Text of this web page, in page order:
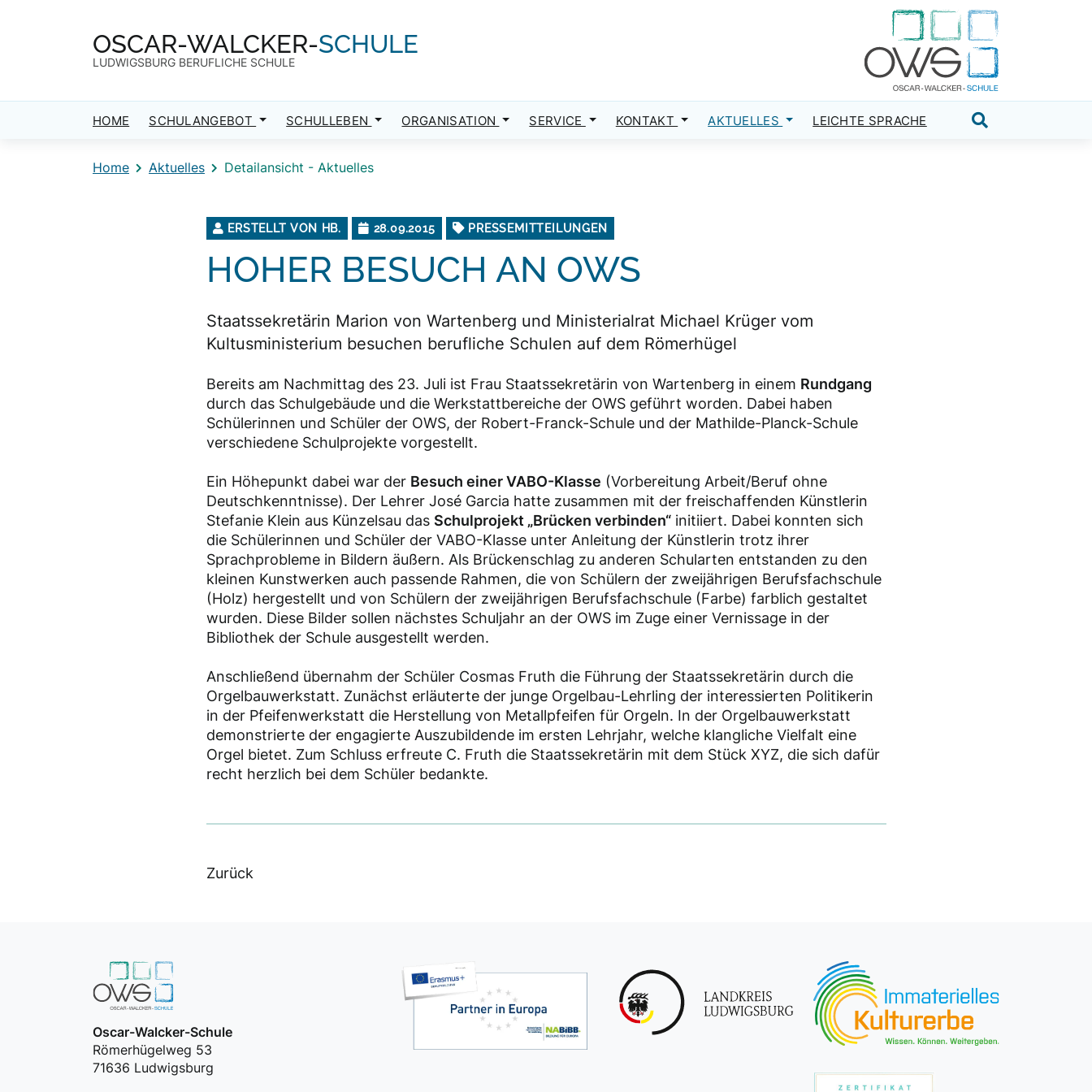
OSCAR-WALCKER-SCHULE
LUDWIGSBURG BERUFLICHE SCHULE
HOME SCHULANGEBOT SCHULLEBEN ORGANISATION SERVICE KONTAKT AKTUELLES LEICHTE SPRACHE
Home Aktuelles Detailansicht - Aktuelles
ERSTELLT VON HB. 28.09.2015 PRESSEMITTEILUNGEN
HOHER BESUCH AN OWS
Staatssekretärin Marion von Wartenberg und Ministerialrat Michael Krüger vom
Kultusministerium besuchen berufliche Schulen auf dem Römerhügel
Bereits am Nachmittag des 23. Juli ist Frau Staatssekretärin von Wartenberg in einem Rundgang
durch das Schulgebäude und die Werkstattbereiche der OWS geführt worden. Dabei haben
Schülerinnen und Schüler der OWS, der Robert-Franck-Schule und der Mathilde-Planck-Schule
verschiedene Schulprojekte vorgestellt.
Ein Höhepunkt dabei war der Besuch einer VABO-Klasse (Vorbereitung Arbeit/Beruf ohne
Deutschkenntnisse). Der Lehrer José Garcia hatte zusammen mit der freischaffenden Künstlerin
Stefanie Klein aus Künzelsau das Schulprojekt „Brücken verbinden“initiiert. Dabei konnten sich
die Schülerinnen und Schüler der VABO-Klasse unter Anleitung der Künstlerin trotz ihrer
Sprachprobleme in Bildern äußern. Als Brückenschlag zu anderen Schularten entstanden zu den
kleinen Kunstwerken auch passende Rahmen, die von Schülern der zweijährigen Berufsfachschule
(Holz) hergestellt und von Schülern der zweijährigen Berufsfachschule (Farbe) farblich gestaltet
wurden. Diese Bilder sollen nächstes Schuljahr an der OWS im Zuge einer Vernissage in der
Bibliothek der Schule ausgestellt werden.
Anschließend übernahm der Schüler Cosmas Fruth die Führung der Staatssekretärin durch die
Orgelbauwerkstatt. Zunächst erläuterte der junge Orgelbau-Lehrling der interessierten Politikerin
in der Pfeifenwerkstatt die Herstellung von Metallpfeifen für Orgeln. In der Orgelbauwerkstatt
demonstrierte der engagierte Auszubildende im ersten Lehrjahr, welche klangliche Vielfalt eine
Orgel bietet. Zum Schluss erfreute C. Fruth die Staatssekretärin mit dem Stück XYZ, die sich dafür
recht herzlich bei dem Schüler bedankte.
Zurück
Oscar-Walcker-Schule
Römerhügelweg 53
71636 Ludwigsburg